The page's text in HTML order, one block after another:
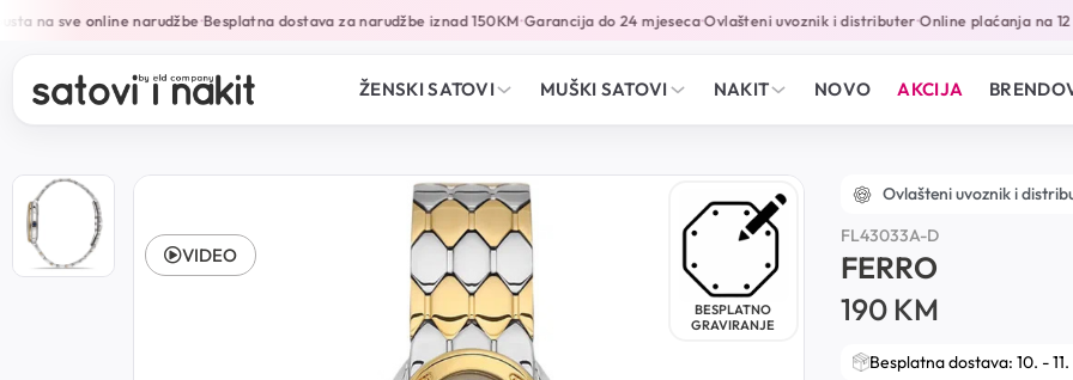
na sve online narudžbe•Besplatna dostava za narudžbe iznad 150KM•Garancija do 24 mjeseca•Ovlašteni uvoznik i distributer•Online plaćanja na 12
ŽENSKI SATOVI MUŠKI SATOVI NAKIT NOVO AKCIJA
BESPLATNO
GRAVIRANJE
VIDEO
Ovlašteni uvoznik i
FL43033A-D
FERRO
190 KM
Besplatna dostava: 10. -